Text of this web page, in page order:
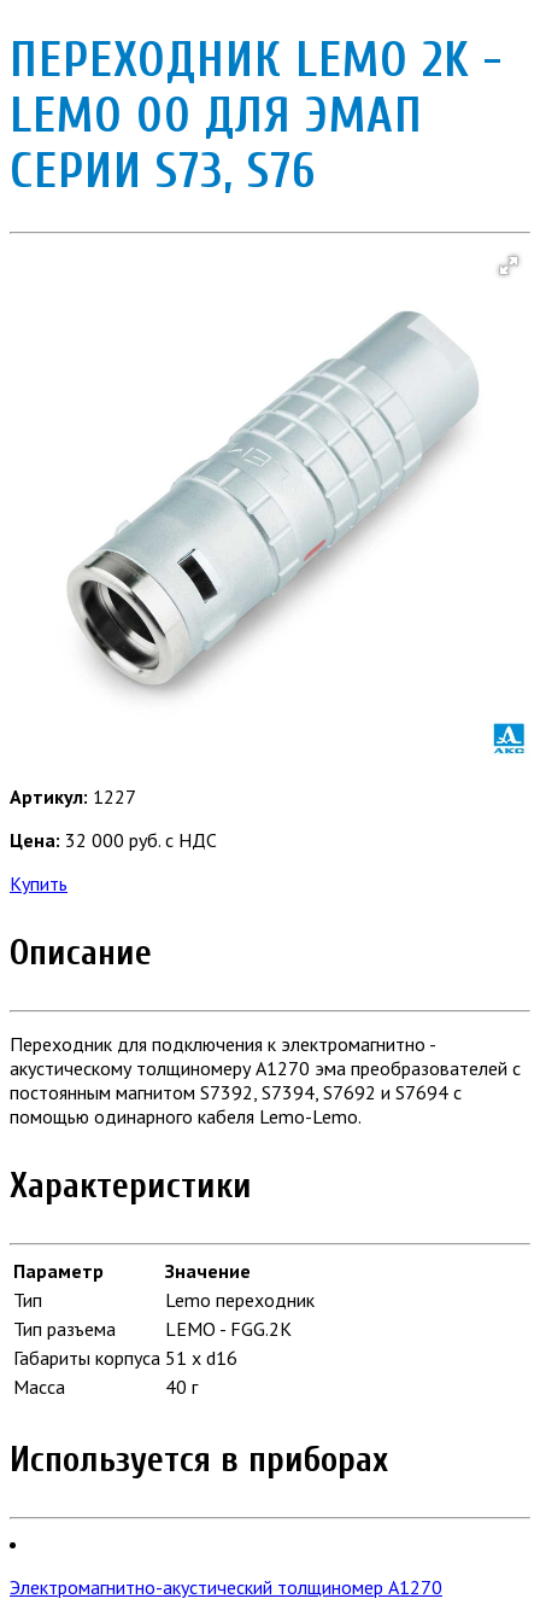
ПЕРЕХОДНИК LEMO 2K -
LEMO 00 ДЛЯ ЭМАП
СЕРИИ S73, S76
Артикул: 1227
Цена: 32 000 руб. с НДС
Купить
Описание
Переходник для подключения к электромагнитно -
акустическому толщиномеру А1270 эма преобразователей с
постоянным магнитом S7392, S7394, S7692 и S7694 с
помощью одинарного кабеля Lemo-Lemo.
Характеристики
Параметр
Значение
Тип
Lemo переходник
Тип разъема
LEMO - FGG.2K
Габариты корпуса 51 x d16
Масса
40 г
Используется в приборах
Электромагнитно-акустический толщиномер А1270